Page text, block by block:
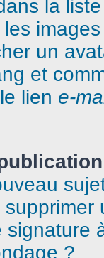
la
un
et
lien e-
?